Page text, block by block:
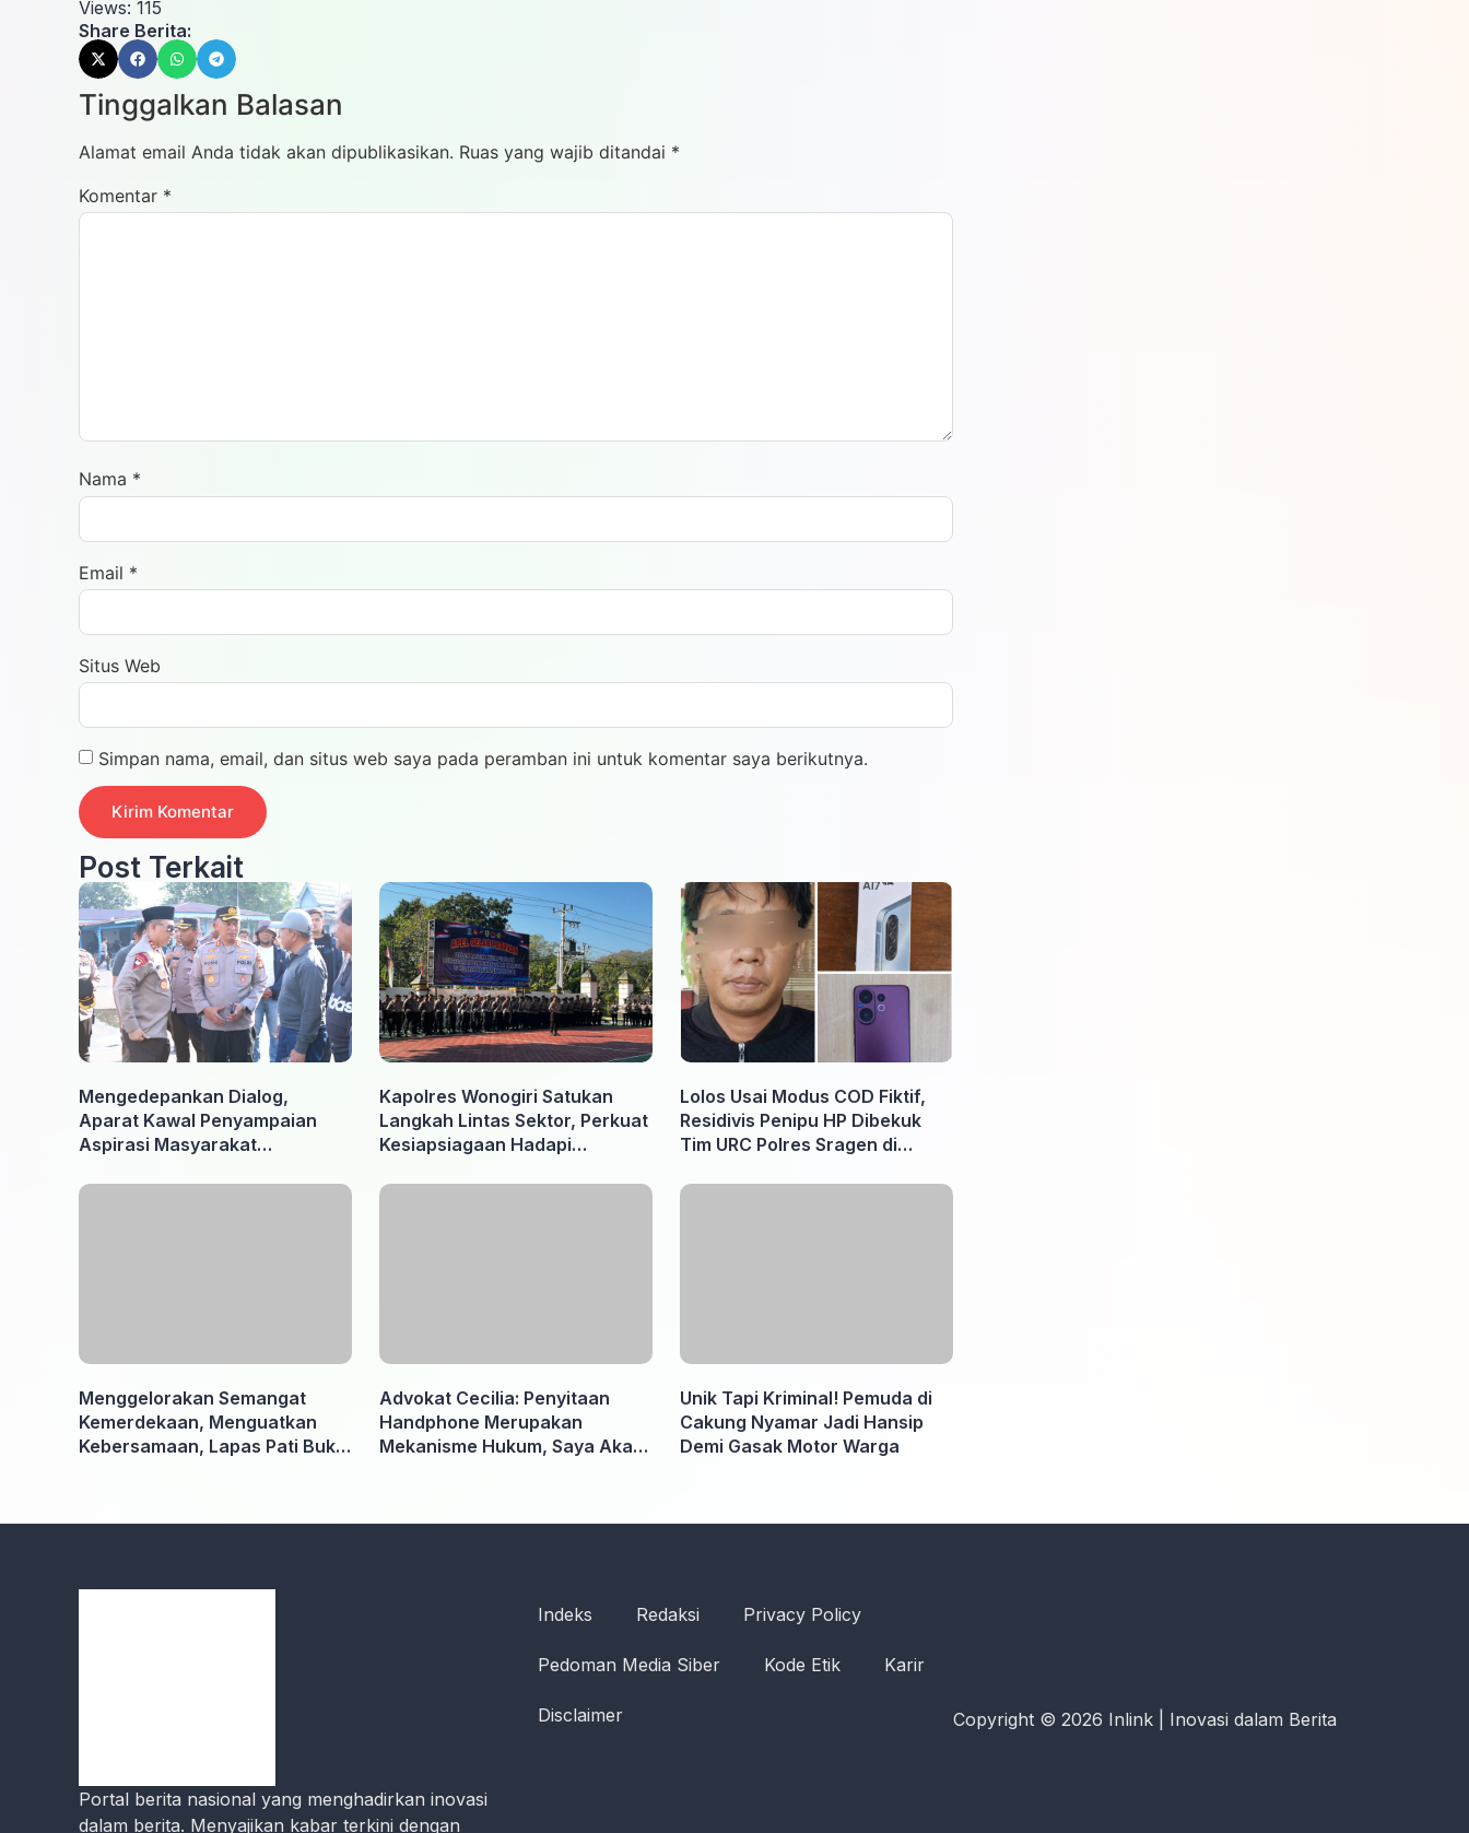
Views: 115
Share Berita:
Tinggalkan Balasan
Alamat email Anda tidak akan dipublikasikan. Ruas yang wajib ditandai *
Komentar *
Nama *
Email *
Situs Web
Simpan nama, email, dan situs web saya pada peramban ini untuk komentar saya berikutnya.
Post Terkait
Mengedepankan Dialog,
Aparat Kawal Penyampaian
Aspirasi Masyarakat
Kapolres Wonogiri Satukan
Langkah Lintas Sektor, Perkuat
Kesiapsiagaan Hadapi
Lolos Usai Modus COD Fiktif,
Residivis Penipu HP Dibekuk
Tim URC Polres Sragen di
Menggelorakan Semangat
Kemerdekaan, Menguatkan
Kebersamaan, Lapas Pati Buka
Berbagai Perlombaan
Advokat Cecilia: Penyitaan
Handphone Merupakan
Mekanisme Hukum, Saya Akan
Unik Tapi Kriminal! Pemuda di
Cakung Nyamar Jadi Hansip
Demi Gasak Motor Warga
Indeks Redaksi Privacy Policy
Pedoman Media Siber Kode Etik Karir
Disclaimer